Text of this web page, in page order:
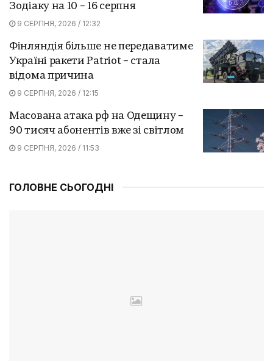
Зодіаку на 10 – 16 серпня
9 СЕРПНЯ, 2026 / 12:32
Фінляндія більше не передаватиме
Україні ракети Patriot – стала
відома причина
9 СЕРПНЯ, 2026 / 12:15
Масована атака рф на Одещину –
90 тисяч абонентів вже зі світлом
9 СЕРПНЯ, 2026 / 11:53
ГОЛОВНЕ СЬОГОДНІ